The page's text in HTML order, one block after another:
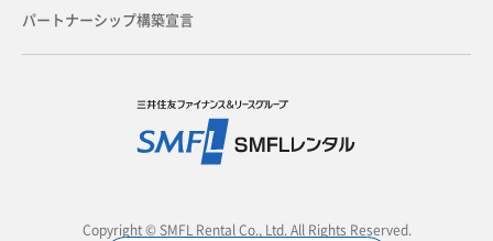
パートナーシップ構築宣言
Copyright © SMFL Rental Co., Ltd. All Rights Reserved.